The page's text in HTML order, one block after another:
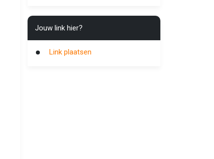
Jouw link hier?
Link plaatsen